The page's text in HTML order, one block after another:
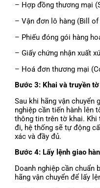
– Hợp đồng thương mại
– Vận đơn lô hàng (Bill of
– Phiếu đóng gói hàng
– Giấy chứng nhận xuất
– Hoá đơn thương mại
Bước 3: Khai và truyền
Sau khi hãng vận chuyển
nghiệp cần tiến hành lên
thông tin trên tờ khai.
đi, hệ thống sẽ tự động
xác và đầy đủ.
Bước 4: Lấy lệnh giao
Doanh nghiệp cần chuẩn
hãng vận chuyển để lấy